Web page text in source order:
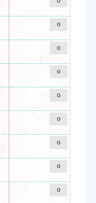
0
0
0
0
0
0
0
0